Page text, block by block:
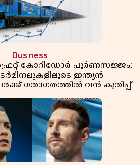
Business
കോറിഡോർ പൂർണസജ്ജം;
ഇന്ത്യൻ
ഗതാഗതത്തിൽ വൻ കുതിപ്പ്